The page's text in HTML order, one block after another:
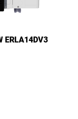
ERLA14DV3